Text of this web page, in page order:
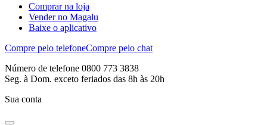
Comprar na loja
Vender no Magalu
Baixe o aplicativo
Compre pelo telefoneCompre pelo chat
Número de telefone 0800 773 3838
Seg. à Dom. exceto feriados das 8h às 20h
Sua conta